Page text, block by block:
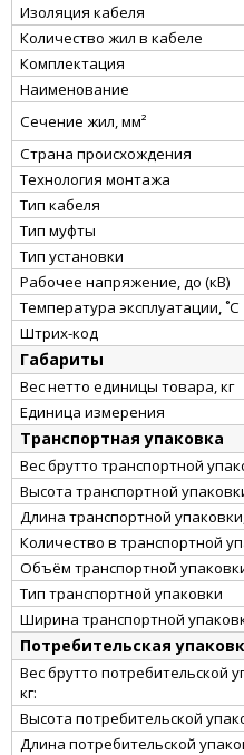
Изоляция кабеля
Количество жил в кабеле
Комплектация
Наименование
Сечение жил, мм²
Страна происхождения
Технология монтажа
Тип кабеля
Тип муфты
Тип установки
Рабочее напряжение, до (кВ)
Температура эксплуатации, ˚С
Штрих-код
Габариты
Вес нетто единицы товара, кг
Единица измерения
Транспортная упаковка
Вес брутто транспортной
Высота транспортной
Длина транспортной
Количество в транспортной
Объём транспортной
Тип транспортной упаковки
Ширина транспортной
Потребительская
Вес брутто потребительской
кг:
Высота потребительской
Длина потребительской